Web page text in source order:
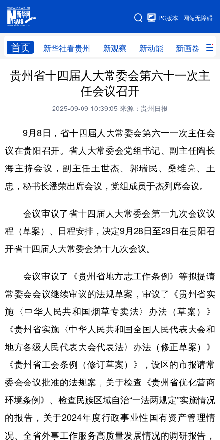
网站无障碍
PC版本
首页 新华社看贵州 新观察 新动能 新画卷
网站地图
新华社看贵州 新观察 新动能 新画卷
贵州领导 人事
直播
畅游贵州 数字贵州 律动贵州 健康贵州
光影贵州 部门之窗 县区直达 企业速递
黔南 黔西南
地方频道
北京 天津 河北 山西
辽宁 吉林 上海 江苏
浙江 安徽 福建 江西
广东 广西 海南 重庆
四川 贵州 云南 西藏
陕西 甘肃 青海 宁夏
新疆 内蒙古 黑龙江
贵州省十四届人大常委会第六十一次主
任会议召开
2025-09-09 10:39:05 来源：贵州日报
9月8日，省十四届人大常委会第六十一次主任会
议在贵阳召开。省人大常委会党组书记、副主任陶长
海主持会议，副主任王世杰、郭瑞民、桑维亮、王
忠，秘书长潘荣出席会议，党组成员于杰列席会议。
会议审议了省十四届人大常委会第十九次会议议
程（草案）、日程安排，决定9月28日至29日在贵阳召
开省十四届人大常委会第十九次会议。
会议审议了《贵州省地方志工作条例》等拟提请
常委会会议继续审议的法规草案，审议了《贵州省实
施〈中华人民共和国烟草专卖法〉办法（草案）》
《贵州省实施〈中华人民共和国全国人民代表大会和
地方各级人民代表大会代表法〉办法（修正草案）》
《贵州省工会条例（修订草案）》，设区的市报请常
委会会议批准的法规案，关于检查《贵州省优化营商
环境条例》、检查民族区域自治“一法两规定”实施情况
的报告，关于2024年度行政事业性国有资产管理情
况、全省外事工作服务高质量发展情况的调研报告，